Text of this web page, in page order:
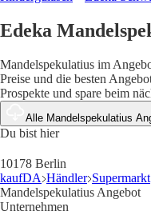
Edeka
Mandelspekulatius im
Preise und die besten
Prospekte und spare beim
Alle Mandelspekulatius
Du bist hier
10178 Berlin
kaufDA Händler Supermarkt
Mandelspekulatius Angebot
Unternehmen